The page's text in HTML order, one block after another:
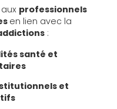
professionnels
en lien avec la
:
santé et
et